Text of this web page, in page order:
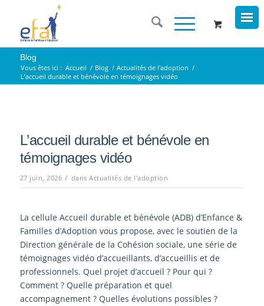
Blog
Vous êtes ici : Accueil / Blog / Actualités de l'adoption /
L’accueil durable et bénévole en témoignages vidéo
L’accueil durable et bénévole en
témoignages vidéo
27 juin, 2026 / dansActualités de l'adoption
La cellule Accueil durable et bénévole (ADB) d’Enfance &
Familles d’Adoption vous propose, avec le soutien de la
Direction générale de la Cohésion sociale, une série de
témoignages vidéo d’accueillants, d’accueillis et de
professionnels. Quel projet d’accueil ? Pour qui ?
Comment ? Quelle préparation et quel
accompagnement ? Quelles évolutions possibles ?